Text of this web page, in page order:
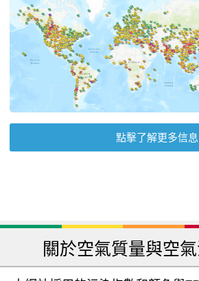
點擊了解更多信息
關於空氣質量與空